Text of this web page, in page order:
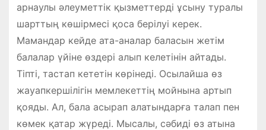
арнаулы әлеуметтік қызметтерді ұсыну туралы
шарттың көшірмесі қоса берілуі керек.
Мамандар кейде ата-аналар баласын жетім
балалар үйіне өздері алып келетінін айтады.
Тіпті, тастап кететін көрінеді. Осылайша өз
жауапкершілігін мемлекеттің мойнына артып
қояды. Ал, бала асырап алатындарға талап пен
көмек қатар жүреді. Мысалы, сәбиді өз атына